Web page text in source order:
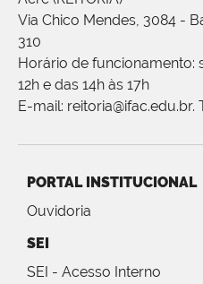
Via Chico Mendes, 3084 -
310
Horário de funcionamento:
12h e das 14h às 17h
E-mail: reitoria@ifac.edu.br.
PORTAL INSTITUCIONAL
Ouvidoria
SEI
SEI - Acesso Interno